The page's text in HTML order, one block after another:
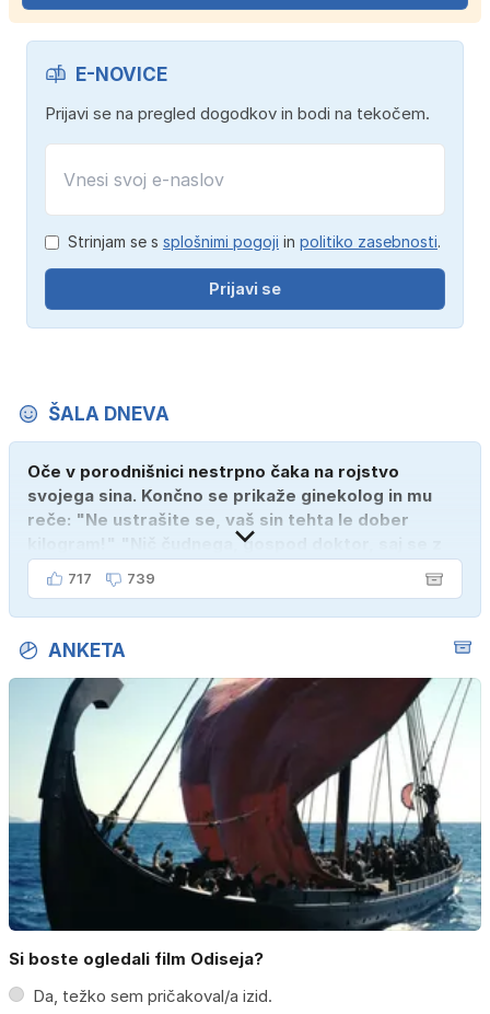
E-NOVICE
Prijavi se na pregled dogodkov in bodi na tekočem.
Strinjam se s splošnimi pogoji in politiko zasebnosti.
Prijavi se
ŠALA DNEVA
Oče v porodnišnici nestrpno čaka na rojstvo
svojega sina. Končno se prikaže ginekolog in mu
reče: "Ne ustrašite se, vaš sin tehta le dober
kilogram!" "Nič čudnega, gospod doktor, saj se z
ženo poznava šele tri mesece."
717 739
ANKETA
Si boste ogledali film Odiseja?
Da, težko sem pričakoval/a izid.